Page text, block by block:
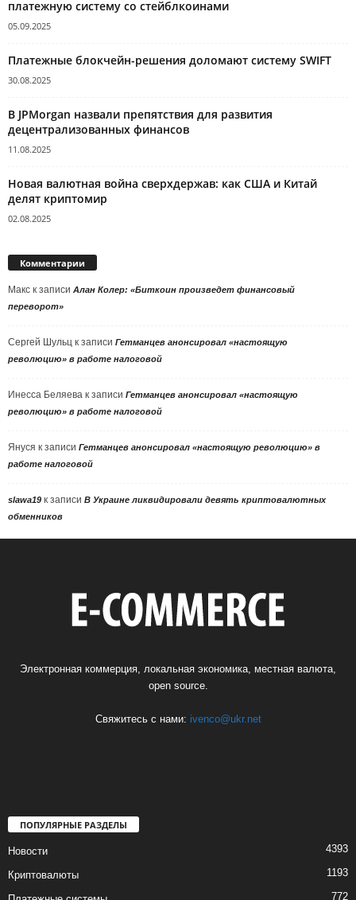
платежную систему со стейблкоинами
05.09.2025
Платежные блокчейн-решения доломают систему SWIFT
30.08.2025
В JPMorgan назвали препятствия для развития
децентрализованных финансов
11.08.2025
Новая валютная война сверхдержав: как США и Китай
делят криптомир
02.08.2025
Комментарии
Макс к записи Алан Колер: «Биткоин произведет финансовый
переворот»
Сергей Шульц к записи Гетманцев анонсировал «настоящую
революцию» в работе налоговой
Инесса Беляева к записи Гетманцев анонсировал «настоящую
революцию» в работе налоговой
Януся к записи Гетманцев анонсировал «настоящую революцию» в
работе налоговой
slawa19 к записи В Украине ликвидировали девять криптовалютных
обменников
Электронная коммерция, локальная экономика, местная валюта,
open source.
Свяжитесь с нами: ivenco@ukr.net
ПОПУЛЯРНЫЕ РАЗДЕЛЫ
Новости 4393
Криптовалюты 1193
772